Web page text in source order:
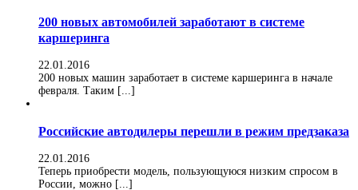
200 новых автомобилей заработают в системе
каршеринга
22.01.2016
200 новых машин заработает в системе каршеринга в начале
февраля. Таким [...]
Российские автодилеры перешли в режим предзаказа
22.01.2016
Теперь приобрести модель, пользующуюся низким спросом в
России, можно [...]